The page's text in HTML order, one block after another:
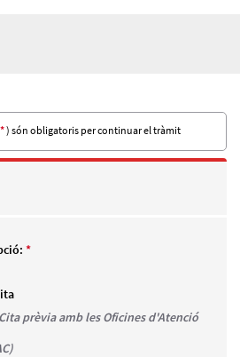
*) són obligatoris per continuar el tràmit
*
prèvia amb les Oficines d'Atenció